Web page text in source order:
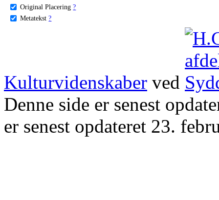
Original Placering ?
Metatekst ?
Kulturvidenskaber ved
Denne side er senest
er senest opdateret 23.